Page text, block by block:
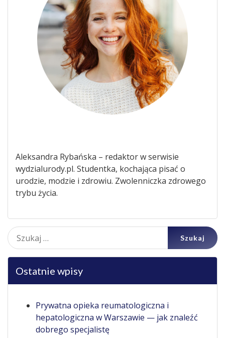
Aleksandra Rybańska – redaktor w serwisie
wydzialurody.pl. Studentka, kochająca pisać o
urodzie, modzie i zdrowiu. Zwolenniczka zdrowego
trybu życia.
Szukaj:
Ostatnie wpisy
Prywatna opieka reumatologiczna i
hepatologiczna w Warszawie — jak znaleźć
dobrego specjalistę